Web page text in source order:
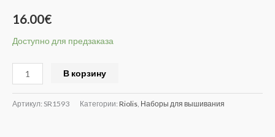
16.00€
Доступно для предзаказа
В корзину
Артикул: SR1593 Категории: Riolis, Наборы для вышивания